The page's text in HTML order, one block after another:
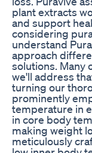
plant extracts
and support
considering
understand
approach
solutions. Many
we'll address
turning our
prominently
temperature in
in core body
making weight
meticulously